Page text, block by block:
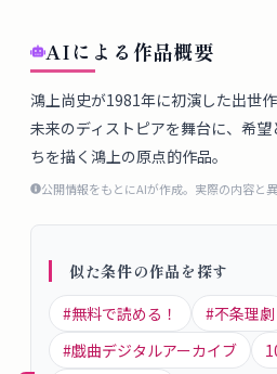
ロ
グ
概
要
グ
イ
AIによる作品概要
鴻上尚史が1981年に初演した出世
未来のディストピアを舞台に、希
ちを描く鴻上の原点的作品。
公開情報をもとにAIが作成。実際の内容と
似た条件の作品を探す
#無料で読める！ #不条理劇
#戯曲デジタルアーカイブ